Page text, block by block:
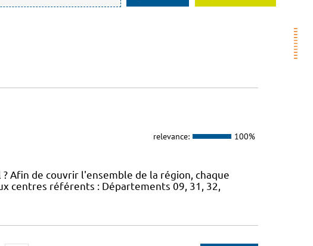
relevance: 100%
Afin de couvrir l'ensemble de la région, chaque
centres référents : Départements 09, 31, 32,